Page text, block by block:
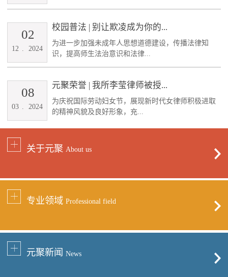
校园普法 | 别让欺凌成为你的...
为进一步加强未成年人思想道德建设，传播法律知
识，提高师生法治意识和法律...
12 2024
02
元聚荣誉 | 我所李莹律师被授...
为庆祝国际劳动妇女节，展现新时代女律师积极进取
的精神风貌及良好形象，充...
03 2024
08
关于元聚 About us
专业领域 Professional field
元聚新闻 News